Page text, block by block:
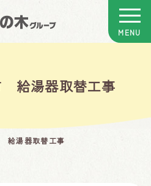
給湯器取替工事
給湯器取替工事